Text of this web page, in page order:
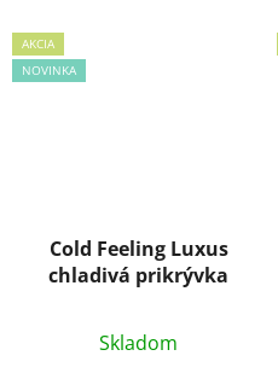
AKCIA
NOVINKA
Cold Feeling Luxus
chladivá prikrývka
Skladom